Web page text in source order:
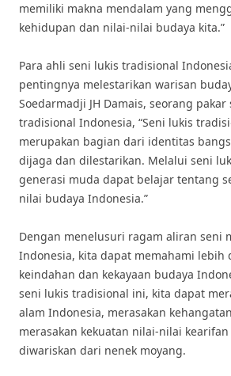
memiliki makna mendalam yang
kehidupan dan nilai-nilai budaya kita.”
Para ahli seni lukis tradisional
pentingnya melestarikan warisan
Soedarmadji JH Damais, seorang pakar
tradisional Indonesia, “Seni lukis
merupakan bagian dari identitas
dijaga dan dilestarikan. Melalui seni
generasi muda dapat belajar tentang
nilai budaya Indonesia.”
Dengan menelusuri ragam aliran seni
Indonesia, kita dapat memahami lebih
keindahan dan kekayaan budaya
seni lukis tradisional ini, kita dapat
alam Indonesia, merasakan
merasakan kekuatan nilai-nilai
diwariskan dari nenek moyang.